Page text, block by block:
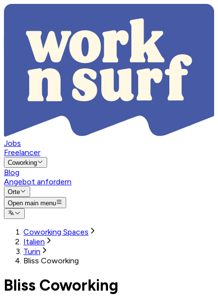
Jobs
Freelancer
Coworking
Blog
Angebot anfordern
Orte
Open main menu
Coworking Spaces
Italien
Turin
Bliss Coworking
Bliss Coworking